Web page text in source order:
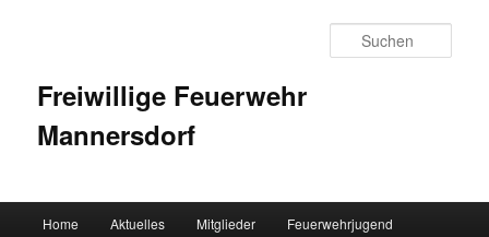
Freiwillige Feuerwehr
Mannersdorf
Zum Inhalt wechseln
Zum sekundären Inhalt wechseln
Home Aktuelles Mitglieder Feuerwehrjugend